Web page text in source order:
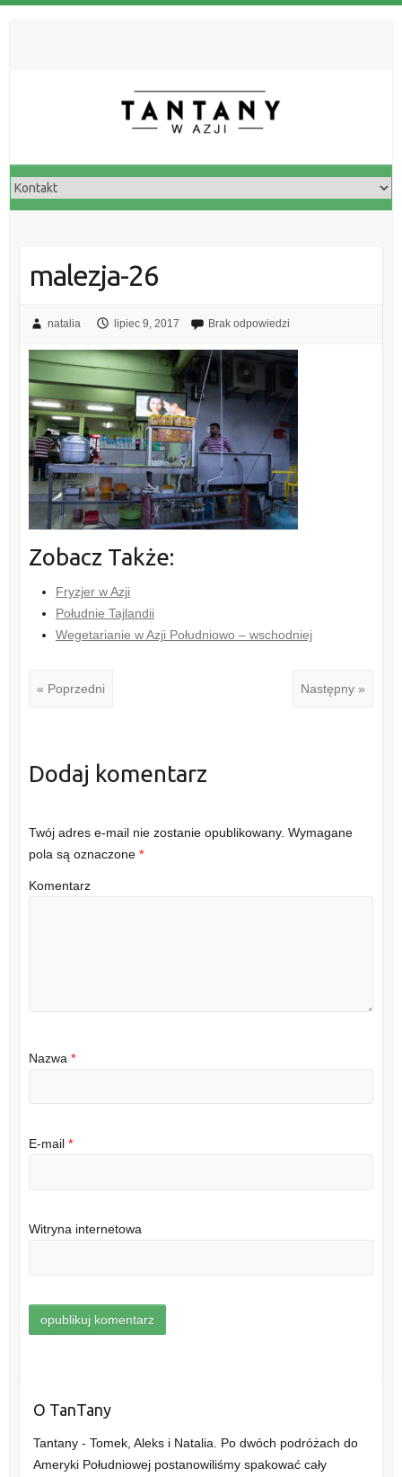
malezja-26
natalia lipiec 9, 2017 Brak odpowiedzi
Zobacz Także:
Fryzjer w Azji
Południe Tajlandii
Wegetarianie w Azji Południowo – wschodniej
« Poprzedni Następny »
Dodaj komentarz
Twój adres e-mail nie zostanie opublikowany. Wymagane
pola są oznaczone *
Komentarz
Nazwa *
E-mail *
Witryna internetowa
O TanTany
Tantany - Tomek, Aleks i Natalia. Po dwóch podróżach do
Ameryki Południowej postanowiliśmy spakować cały